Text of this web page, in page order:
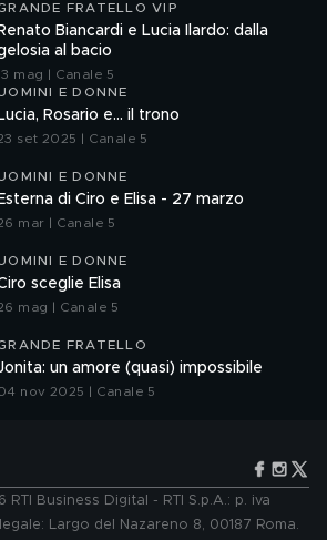
FRATELLO VIP
Renato Biancardi e Lucia Ilardo: dalla
al bacio
mag | Canale 5
E DONNE
Lucia, Rosario e... il trono
set 2025 | Canale 5
E DONNE
Esterna di Ciro e Elisa - 27 marzo
mar | Canale 5
E DONNE
sceglie Elisa
mag | Canale 5
FRATELLO
un amore (quasi) impossibile
nov 2025 | Canale 5
Business Digital - RTI S.p.A.: p. iva
Largo del Nazareno 8, 00187 Roma.